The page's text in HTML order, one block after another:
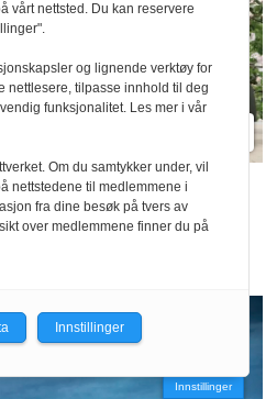
med
Innstillinger
vårt nettsted. Du kan reservere
og lignende verktøy for
nettlesere, tilpasse innhold til deg
funksjonalitet. Les mer i vår
Om du samtykker under, vil
nettstedene til medlemmene i
fra dine besøk på tvers av
over medlemmene finner du på
Innstillinger